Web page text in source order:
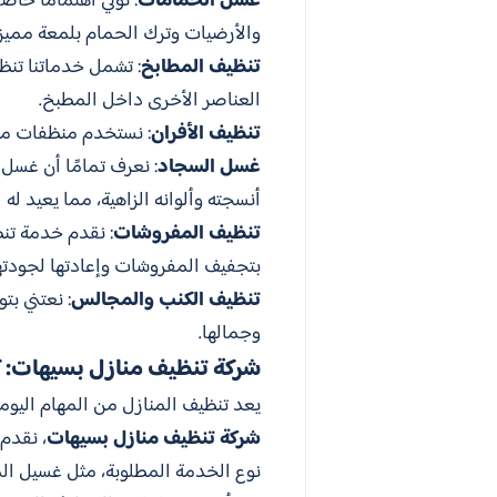
والأرضيات وترك الحمام بلمعة
تنظيف المطابخ: تشمل خدماتنا
العناصر الأخرى داخل المطبخ.
تنظيف الأفران: نستخدم منظفات
غسل السجاد: نعرف تمامًا أن غسل
أنسجته وألوانه الزاهية، مما يعيد
تنظيف المفروشات: نقدم خدمة
بتجفيف المفروشات وإعادتها
تنظيف الكنب والمجالس: نعتني
وجمالها.
شركة تنظيف منازل بسيهات:
يعد تنظيف المنازل من المهام
شركة تنظيف منازل بسيهات،
نوع الخدمة المطلوبة، مثل غسيل